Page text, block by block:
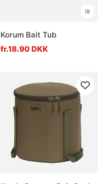
Korum Bait Tub
fr.18.90 DKK